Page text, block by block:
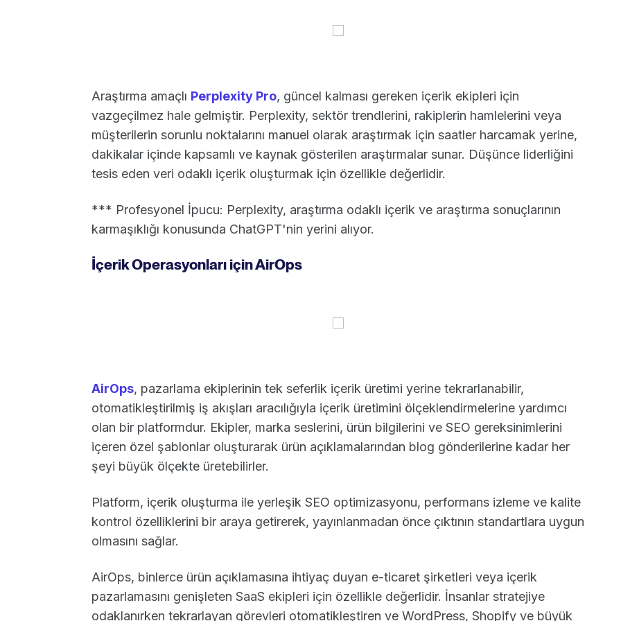
Araştırma amaçlı Perplexity Pro, güncel kalması gereken içerik ekipleri için
vazgeçilmez hale gelmiştir. Perplexity, sektör trendlerini, rakiplerin hamlelerini veya
müşterilerin sorunlu noktalarını manuel olarak araştırmak için saatler harcamak yerine,
dakikalar içinde kapsamlı ve kaynak gösterilen araştırmalar sunar. Düşünce liderliğini
tesis eden veri odaklı içerik oluşturmak için özellikle değerlidir.
*** Profesyonel İpucu: Perplexity, araştırma odaklı içerik ve araştırma sonuçlarının
karmaşıklığı konusunda ChatGPT'nin yerini alıyor.
İçerik Operasyonları için AirOps
AirOps, pazarlama ekiplerinin tek seferlik içerik üretimi yerine tekrarlanabilir,
otomatikleştirilmiş iş akışları aracılığıyla içerik üretimini ölçeklendirmelerine yardımcı
olan bir platformdur. Ekipler, marka seslerini, ürün bilgilerini ve SEO gereksinimlerini
içeren özel şablonlar oluşturarak ürün açıklamalarından blog gönderilerine kadar her
şeyi büyük ölçekte üretebilirler.
Platform, içerik oluşturma ile yerleşik SEO optimizasyonu, performans izleme ve kalite
kontrol özelliklerini bir araya getirerek, yayınlanmadan önce çıktının standartlara uygun
olmasını sağlar.
AirOps, binlerce ürün açıklamasına ihtiyaç duyan e-ticaret şirketleri veya içerik
pazarlamasını genişleten SaaS ekipleri için özellikle değerlidir. İnsanlar stratejiye
odaklanırken tekrarlayan görevleri otomatikleştiren ve WordPress, Shopify ve büyük